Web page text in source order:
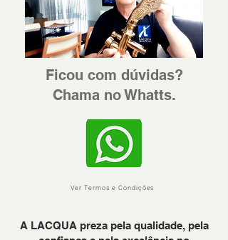
Ficou com dúvidas?
Chama no Whatts.
Ver Termos e Condições
A LACQUA preza pela qualidade, pela